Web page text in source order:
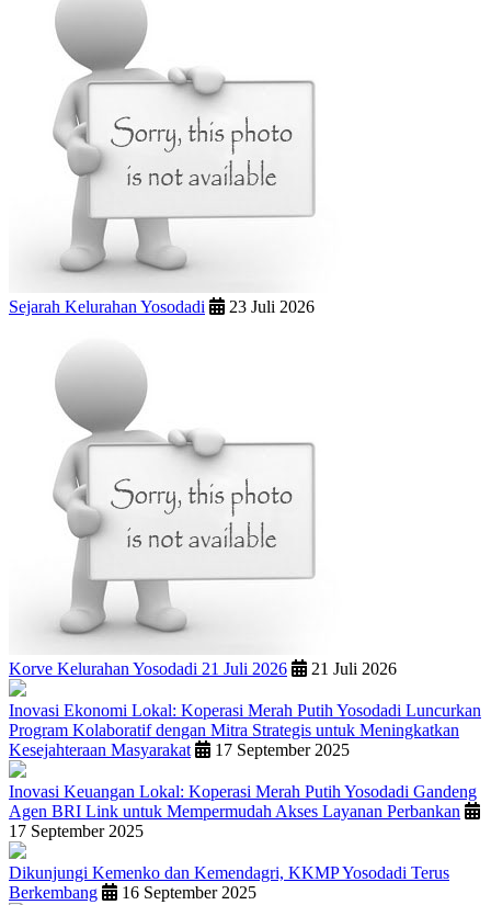
Sejarah Kelurahan Yosodadi 23 Juli 2026
Korve Kelurahan Yosodadi 21 Juli 2026 21 Juli 2026
Inovasi Ekonomi Lokal: Koperasi Merah Putih Yosodadi Luncurkan
Program Kolaboratif dengan Mitra Strategis untuk Meningkatkan
Kesejahteraan Masyarakat
17 September 2025
Inovasi Keuangan Lokal: Koperasi Merah Putih Yosodadi Gandeng
Agen BRI Link untuk Mempermudah Akses Layanan Perbankan
17 September 2025
Dikunjungi Kemenko dan Kemendagri, KKMP Yosodadi Terus
Berkembang
16 September 2025